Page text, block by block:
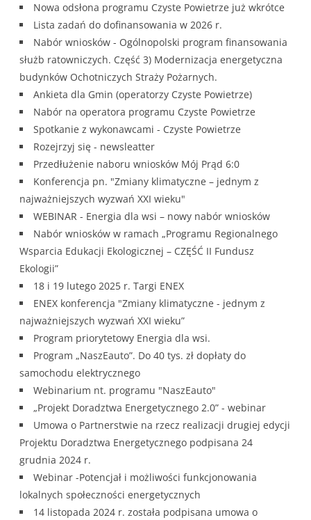
Nowa odsłona programu Czyste Powietrze już wkrótce
Lista zadań do dofinansowania w 2026 r.
Nabór wniosków - Ogólnopolski program finansowania
służb ratowniczych. Część 3) Modernizacja energetyczna
budynków Ochotniczych Straży Pożarnych.
Ankieta dla Gmin (operatorzy Czyste Powietrze)
Nabór na operatora programu Czyste Powietrze
Spotkanie z wykonawcami - Czyste Powietrze
Rozejrzyj się - newsleatter
Przedłużenie naboru wniosków Mój Prąd 6:0
Konferencja pn. "Zmiany klimatyczne – jednym z
najważniejszych wyzwań XXI wieku"
WEBINAR - Energia dla wsi – nowy nabór wniosków
Nabór wniosków w ramach „Programu Regionalnego
Wsparcia Edukacji Ekologicznej – CZĘŚĆ II Fundusz
Ekologii”
18 i 19 lutego 2025 r. Targi ENEX
ENEX konferencja "Zmiany klimatyczne - jednym z
najważniejszych wyzwań XXI wieku”
Program priorytetowy Energia dla wsi.
Program „NaszEauto”. Do 40 tys. zł dopłaty do
samochodu elektrycznego
Webinarium nt. programu "NaszEauto"
„Projekt Doradztwa Energetycznego 2.0” - webinar
Umowa o Partnerstwie na rzecz realizacji drugiej edycji
Projektu Doradztwa Energetycznego podpisana 24
grudnia 2024 r.
Webinar -Potencjał i możliwości funkcjonowania
lokalnych społeczności energetycznych
14 listopada 2024 r. została podpisana umowa o